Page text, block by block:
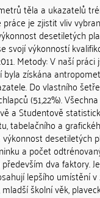
těla a ukazatelů
je zjistit vliv
desetiletých
svojí výkonností
Metody: V naší
získána
Do vlastního
(51,22%).
a Studentově
tabelačního a
desetiletých
a počet
dva faktory.
lepšího umístění v
školní věk,